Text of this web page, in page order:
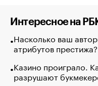
Интересное на
Насколько ваш
атрибутов
Казино проиграло.
разрушают